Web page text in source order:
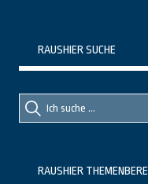
RAUSHIER SUCHE
Suche
nach::
Suche
nach:
RAUSHIER